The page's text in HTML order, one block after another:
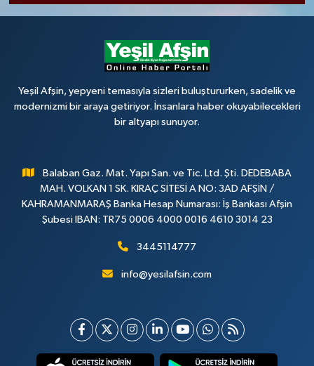
Yeşil Afşin, yepyeni temasıyla sizleri buluştururken, sadelik ve
modernizmi bir araya getiriyor. İnsanlara haber okuyabilecekleri
bir altyapı sunuyor.
Balaban Gaz. Mat. Yapı San. ve Tic. Ltd. Şti. DEDEBABA
MAH. VOLKAN 1 SK. KIRAÇ SİTESİ A NO: 3AD AFŞİN /
KAHRAMANMARAŞ Banka Hesap Numarası: İş Bankası Afşin
Şubesi IBAN: TR75 0006 4000 0016 4610 3014 23
3445114777
info@yesilafsin.com